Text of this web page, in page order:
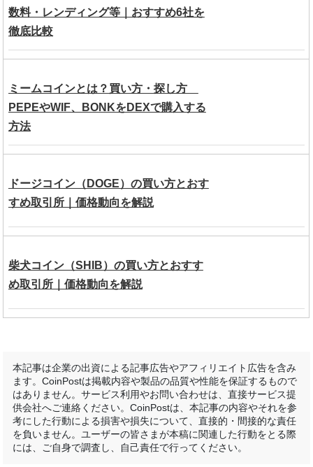
数料・レンディング等｜おすすめ6社を
徹底比較
ミームコインとは？買い方・探し方
PEPEやWIF、BONKをDEXで購入する
方法
ドージコイン（DOGE）の買い方とおす
すめ取引所｜価格動向を解説
柴犬コイン（SHIB）の買い方とおすす
め取引所｜価格動向を解説
本記事は企業の出資による記事広告やアフィリエイト広告を含み
ます。CoinPostは掲載内容や製品の品質や性能を保証するもので
はありません。サービス利用やお問い合わせは、直接サービス提
供会社へご連絡ください。CoinPostは、本記事の内容やそれを参
考にした行動による損害や損失について、直接的・間接的な責任
を負いません。ユーザーの皆さまが本稿に関連した行動をとる際
には、ご自身で調査し、自己責任で行ってください。